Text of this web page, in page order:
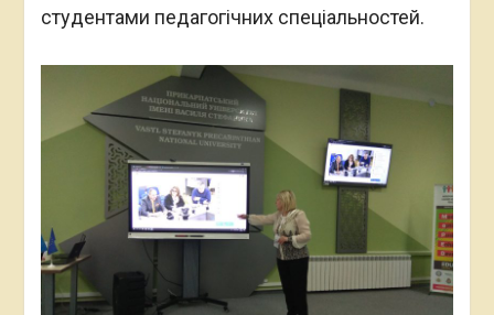
студентами педагогічних спеціальностей.